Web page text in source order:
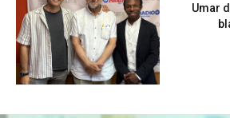
Umar